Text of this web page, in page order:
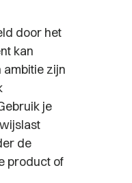
door het
kan
zijn
je
de
product of